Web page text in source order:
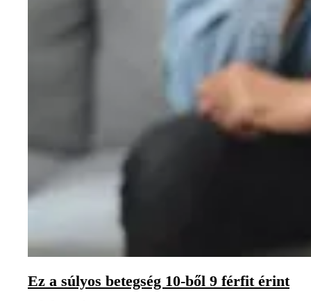
Ez a súlyos betegség 10-ből 9 férfit érint